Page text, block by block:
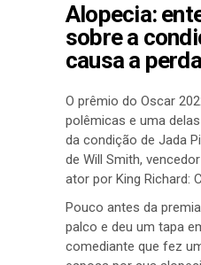
Alopecia:
sobre a
causa a
O prêmio do Oscar
polêmicas e uma
da condição de Jada
de Will Smith,
ator por King Richard:
Pouco antes da
palco e deu um tapa
comediante que fez